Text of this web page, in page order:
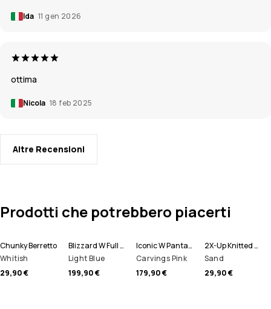
Ida 11 gen 2026
ottima
Nicola 18 feb 2025
Altre Recensioni
Prodotti che potrebbero piacerti
Chunky Berretto
Whitish
29,90 €
Blizzard W Full Zip Giacca Snowboard Donna
Light Blue
199,90 €
Iconic W Pantaloni Snowboard Donna
Carvings Pink
179,90 €
2X-Up Knitted Scaldacollo
Sand
29,90 €